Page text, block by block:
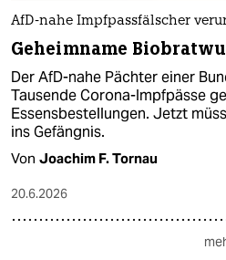
AfD-nahe Impfpassfälscher
Geheimname
Der AfD-nahe Pächter einer
Tausende Corona-Impfpässe
Essensbestellungen. Jetzt
ins Gefängnis.
Von Joachim F. Tornau
20.6.2026